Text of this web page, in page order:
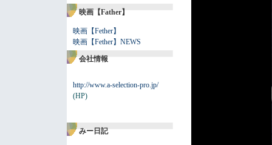
映画【Father】
映画【Fether】
映画【Fether】NEWS
会社情報
http://www.a-selection-pro.jp/
(HP)
みー日記